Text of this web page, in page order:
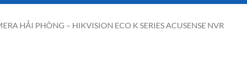
HẢI PHÒNG – HIKVISION ECO K SERIES ACUSENSE NVR